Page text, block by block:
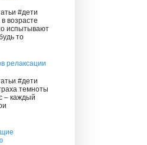
#дети
возрасте
испытывают
то
релаксации
#дети
темноты
– каждый